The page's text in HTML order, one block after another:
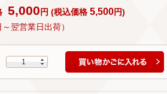
5,000 円 (税込価格 5,500円)
翌営業日出荷）
1